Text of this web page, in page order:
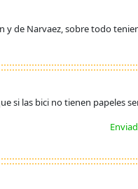
y de Narvaez, sobre todo
si las bici no tienen papeles